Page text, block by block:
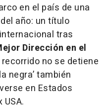
en el país de una
año: un título
tras
Dirección en el
recorrido no se detiene
negra’ también
en Estados